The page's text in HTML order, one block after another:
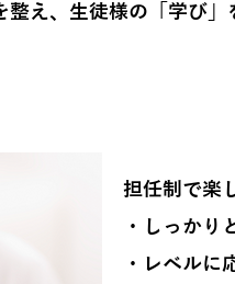
え、生徒様の「学び」
担任制で楽
・しっかり
・レベルに